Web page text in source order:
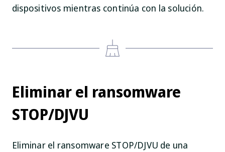
dispositivos mientras continúa con la solución.
Eliminar el ransomware
STOP/DJVU
Eliminar el ransomware STOP/DJVU de una